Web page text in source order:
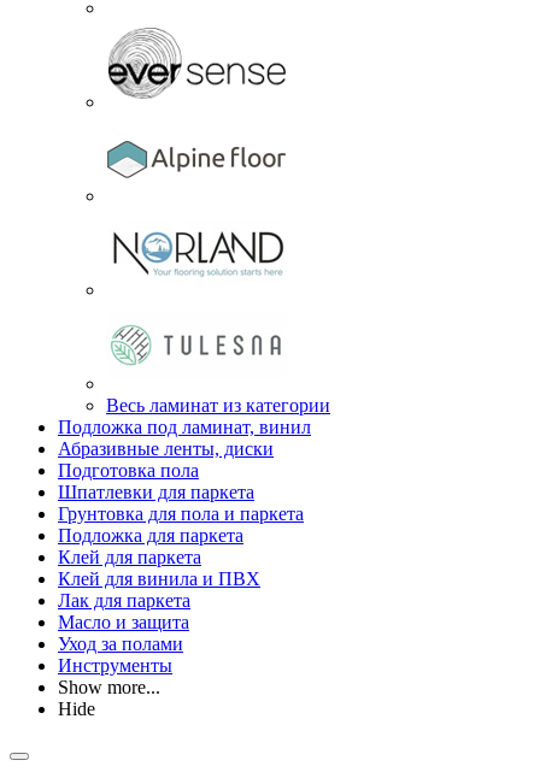
Весь ламинат из категории
Подложка под ламинат, винил
Абразивные ленты, диски
Подготовка пола
Шпатлевки для паркета
Грунтовка для пола и паркета
Подложка для паркета
Клей для паркета
Клей для винила и ПВХ
Лак для паркета
Масло и защита
Уход за полами
Инструменты
Show more...
Hide